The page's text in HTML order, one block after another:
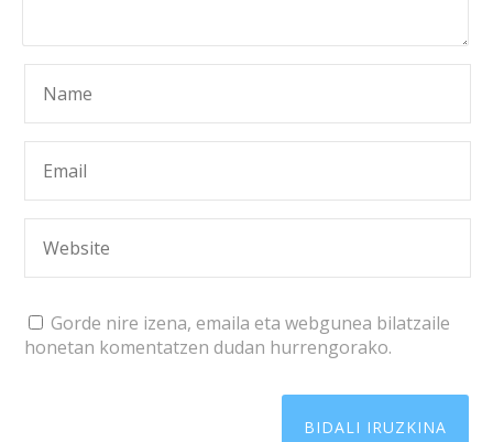
Gorde nire izena, emaila eta webgunea bilatzaile
honetan komentatzen dudan hurrengorako.